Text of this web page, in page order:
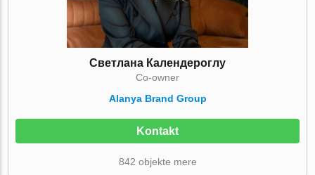
Светлана Календероглу
Co-owner
Alanya Brand Group
Kontakt
842 objekte mere